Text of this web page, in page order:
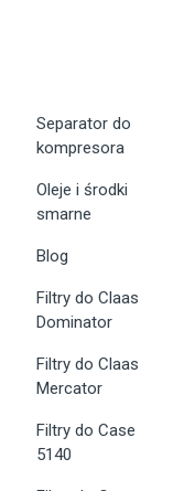
Separator do
kompresora
Oleje i środki
smarne
Blog
Filtry do Claas
Dominator
Filtry do Claas
Mercator
Filtry do Case
5140